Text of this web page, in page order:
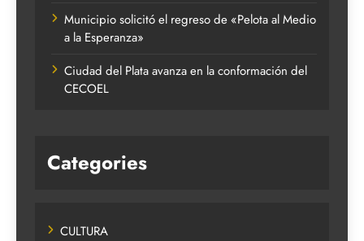
Municipio solicitó el regreso de «Pelota al Medio
a la Esperanza»
Ciudad del Plata avanza en la conformación del
CECOEL
Categories
CULTURA